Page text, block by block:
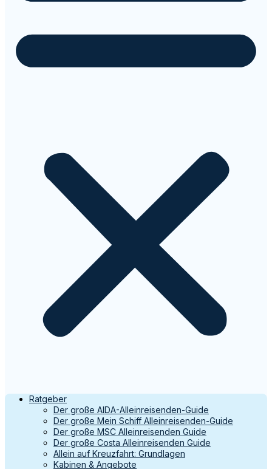
Ratgeber
Der große AIDA-Alleinreisenden-Guide
Der große Mein Schiff Alleinreisenden-Guide
Der große MSC Alleinreisenden Guide
Der große Costa Alleinreisenden Guide
Allein auf Kreuzfahrt: Grundlagen
Kabinen & Angebote